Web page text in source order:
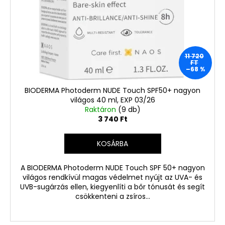
11 720
FT
–68 %
BIODERMA Photoderm NUDE Touch SPF50+ nagyon
világos 40 ml, EXP 03/26
Raktáron (9 db)
3 740 Ft
KOSÁRBA
A BIODERMA Photoderm NUDE Touch SPF 50+ nagyon
világos rendkívül magas védelmet nyújt az UVA- és
UVB-sugárzás ellen, kiegyenlíti a bőr tónusát és segít
csökkenteni a zsíros...